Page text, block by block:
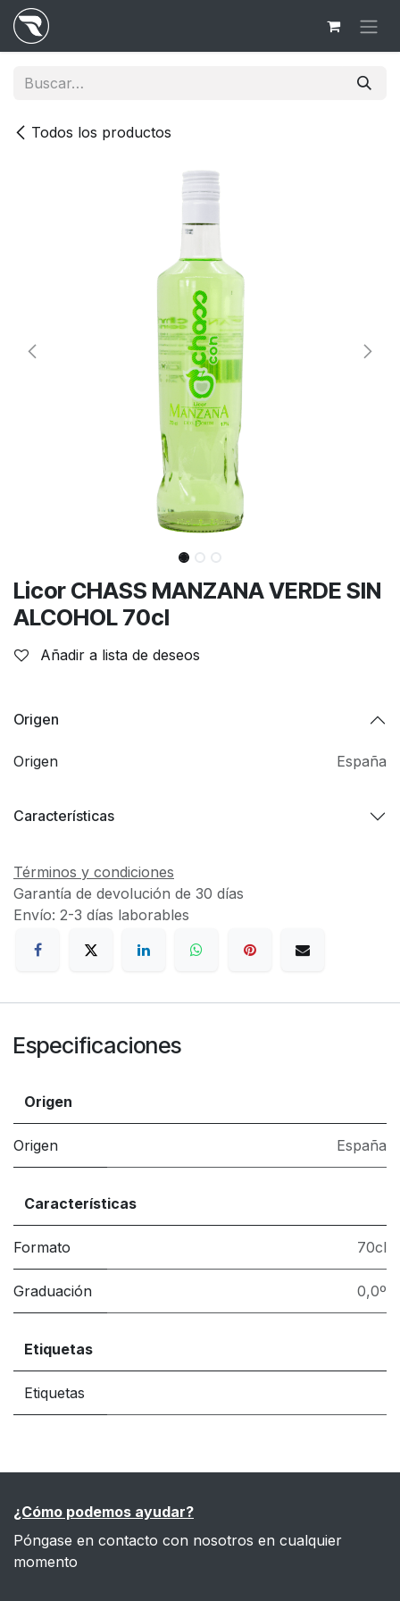
Ir al contenido
Todos los productos
Licor CHASS MANZANA VERDE SIN
ALCOHOL 70cl
Añadir a lista de deseos
Origen
Origen España
Características
Términos y condiciones
Garantía de devolución de 30 días
Envío: 2-3 días laborables
Especificaciones
Origen
Origen España
Características
Formato 70cl
Graduación 0,0º
Etiquetas
Etiquetas
¿Cómo podemos ayudar?
Póngase en contacto con nosotros en cualquier
momento